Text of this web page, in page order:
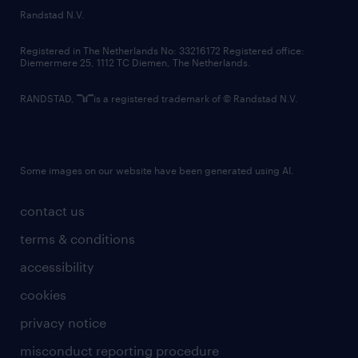
country websites
contact us
terms & conditions
accessibility
cookies
privacy notice
misconduct reporting procedure
Randstad N.V.
Registered in The Netherlands No: 33216172 Registered office:
Diemermere 25, 1112 TC Diemen, The Netherlands.
RANDSTAD, is a registered trademark of © Randstad N.V.
Some images on our website have been generated using AI.